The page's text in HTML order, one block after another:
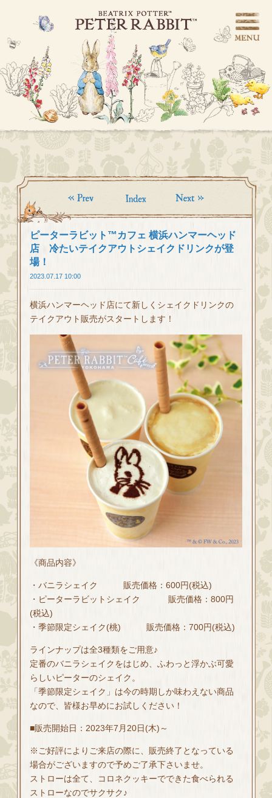
ピーターラビット™カフェ 横浜ハンマーヘッド
店 冷たいテイクアウトシェイクドリンクが登
場！
2023.07.17 10:00
横浜ハンマーヘッド店にて新しくシェイクドリンクの
テイクアウト販売がスタートします！
《商品内容》
・バニラシェイク 販売価格：600円(税込)
・ピーターラビットシェイク 販売価格：800円
(税込)
・季節限定シェイク(桃) 販売価格：700円(税込)
ラインナップは全3種類をご用意♪
定番のバニラシェイクをはじめ、ふわっと浮かぶ可愛
らしいピーターのシェイク。
「季節限定シェイク」は今の時期しか味わえない商品
なので、皆様お早めにお試しください！
■販売開始日：2023年7月20日(木)～
※ご好評によりご来店の際に、販売終了となっている
場合がございますので予めご了承下さいませ。
ストローは全て、コロネクッキーでできた食べられる
ストローなのでサクサク♪